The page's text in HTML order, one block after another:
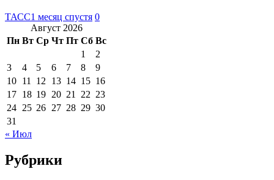
ТАСС1 месяц спустя 0
Август 2026
Пн Вт Ср Чт Пт Сб Вс
1
2
3
4 5 6 7 8
9
10 11 12 13 14 15 16
17 18 19 20 21 22 23
24 25 26 27 28 29 30
31
« Июл
Рубрики